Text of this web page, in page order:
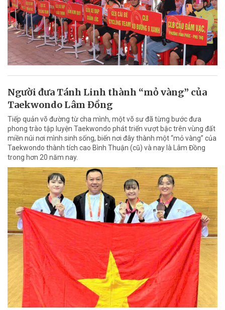
Người đưa Tánh Linh thành “mỏ vàng” của
Taekwondo Lâm Đồng
Tiếp quản võ đường từ cha mình, một võ sư đã từng bước đưa
phong trào tập luyện Taekwondo phát triển vượt bậc trên vùng đất
miền núi nơi mình sinh sống, biến nơi đây thành một “mỏ vàng” của
Taekwondo thành tích cao Bình Thuận (cũ) và nay là Lâm Đồng
trong hơn 20 năm nay.